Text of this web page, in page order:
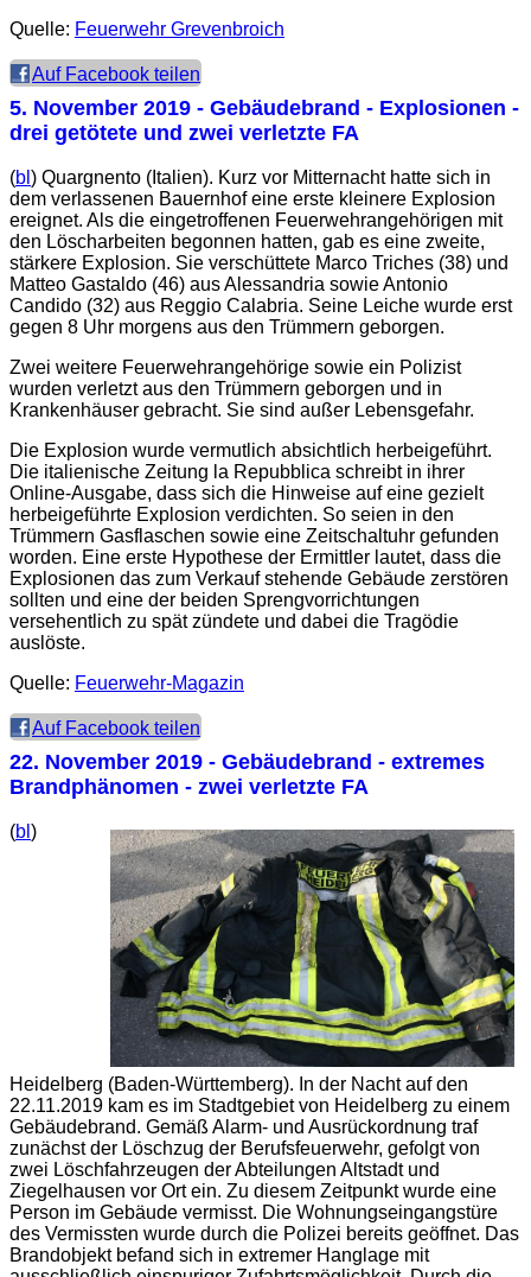
Quelle: Feuerwehr Grevenbroich
Auf Facebook teilen
5. November 2019 - Gebäudebrand - Explosionen -
drei getötete und zwei verletzte FA
(bl ) Quargnento (Italien). Kurz vor Mitternacht hatte sich in
dem verlassenen Bauernhof eine erste kleinere Explosion
ereignet. Als die eingetroffenen Feuerwehrangehörigen mit
den Löscharbeiten begonnen hatten, gab es eine zweite,
stärkere Explosion. Sie verschüttete Marco Triches (38) und
Matteo Gastaldo (46) aus Alessandria sowie Antonio
Candido (32) aus Reggio Calabria. Seine Leiche wurde erst
gegen 8 Uhr morgens aus den Trümmern geborgen.
Zwei weitere Feuerwehrangehörige sowie ein Polizist
wurden verletzt aus den Trümmern geborgen und in
Krankenhäuser gebracht. Sie sind außer Lebensgefahr.
Die Explosion wurde vermutlich absichtlich herbeigeführt.
Die italienische Zeitung la Repubblica schreibt in ihrer
Online-Ausgabe, dass sich die Hinweise auf eine gezielt
herbeigeführte Explosion verdichten. So seien in den
Trümmern Gasflaschen sowie eine Zeitschaltuhr gefunden
worden. Eine erste Hypothese der Ermittler lautet, dass die
Explosionen das zum Verkauf stehende Gebäude zerstören
sollten und eine der beiden Sprengvorrichtungen
versehentlich zu spät zündete und dabei die Tragödie
auslöste.
Quelle: Feuerwehr-Magazin
Auf Facebook teilen
22. November 2019 - Gebäudebrand - extremes
Brandphänomen - zwei verletzte FA
(bl )
Heidelberg (Baden-Württemberg). In der Nacht auf den
22.11.2019 kam es im Stadtgebiet von Heidelberg zu einem
Gebäudebrand. Gemäß Alarm- und Ausrückordnung traf
zunächst der Löschzug der Berufsfeuerwehr, gefolgt von
zwei Löschfahrzeugen der Abteilungen Altstadt und
Ziegelhausen vor Ort ein. Zu diesem Zeitpunkt wurde eine
Person im Gebäude vermisst. Die Wohnungseingangstüre
des Vermissten wurde durch die Polizei bereits geöffnet. Das
Brandobjekt befand sich in extremer Hanglage mit